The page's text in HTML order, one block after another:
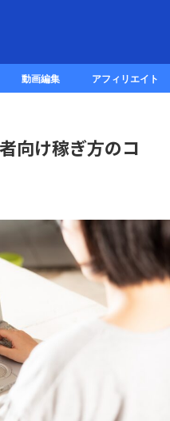
動画編集 アフィリエイト
向け稼ぎ方のコ